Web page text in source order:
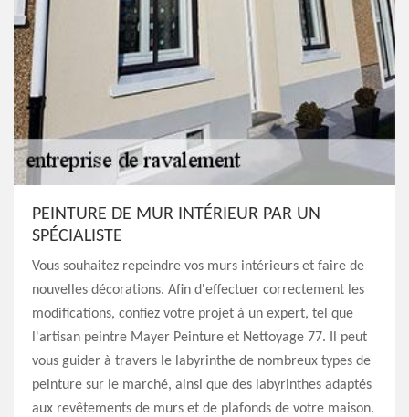
PEINTURE DE MUR INTÉRIEUR PAR UN
SPÉCIALISTE
Vous souhaitez repeindre vos murs intérieurs et faire de
nouvelles décorations. Afin d'effectuer correctement les
modifications, confiez votre projet à un expert, tel que
l'artisan peintre Mayer Peinture et Nettoyage 77. Il peut
vous guider à travers le labyrinthe de nombreux types de
peinture sur le marché, ainsi que des labyrinthes adaptés
aux revêtements de murs et de plafonds de votre maison.